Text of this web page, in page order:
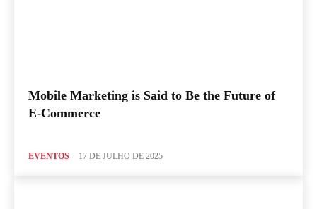
Mobile Marketing is Said to Be the Future of
E-Commerce
EVENTOS 17 DE JULHO DE 2025